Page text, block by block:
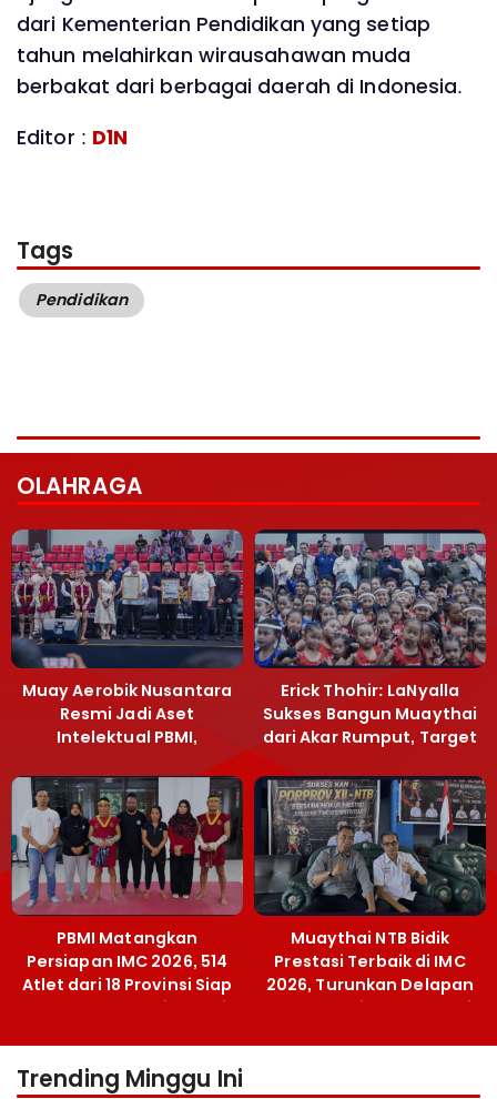
dari Kementerian Pendidikan yang setiap
tahun melahirkan wirausahawan muda
berbakat dari berbagai daerah di Indonesia.
Editor : D1N
Tags
Pendidikan
OLAHRAGA
Muay Aerobik Nusantara
Resmi Jadi Aset
Intelektual PBMI,
Terobosan Bangun
Grassroots
Erick Thohir: LaNyalla
Sukses Bangun Muaythai
dari Akar Rumput, Target
PBMI Matangkan
Persiapan IMC 2026, 514
Atlet dari 18 Provinsi Siap
Berlaga Besok di Bekasi
Muaythai NTB Bidik
Prestasi Terbaik di IMC
2026, Turunkan Delapan
Atlet ke Kejurnas Bekasi
Trending Minggu Ini